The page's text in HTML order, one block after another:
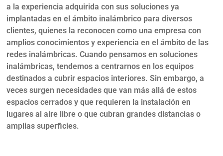
a la experiencia adquirida con sus soluciones ya
implantadas en el ámbito inalámbrico para diversos
clientes, quienes la reconocen como una empresa con
amplios conocimientos y experiencia en el ámbito de las
redes inalámbricas. Cuando pensamos en soluciones
inalámbricas, tendemos a centrarnos en los equipos
destinados a cubrir espacios interiores. Sin embargo, a
veces surgen necesidades que van más allá de estos
espacios cerrados y que requieren la instalación en
lugares al aire libre o que cubran grandes distancias o
amplias superficies.